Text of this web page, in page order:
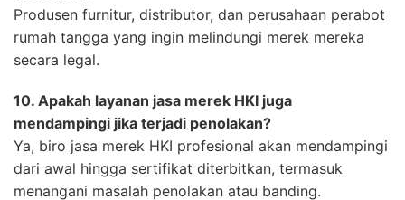
Produsen furnitur, distributor, dan perusahaan perabot
rumah tangga yang ingin melindungi merek mereka
secara legal.
10. Apakah layanan jasa merek HKI juga
mendampingi jika terjadi penolakan?
Ya, biro jasa merek HKI profesional akan mendampingi
dari awal hingga sertifikat diterbitkan, termasuk
menangani masalah penolakan atau banding.